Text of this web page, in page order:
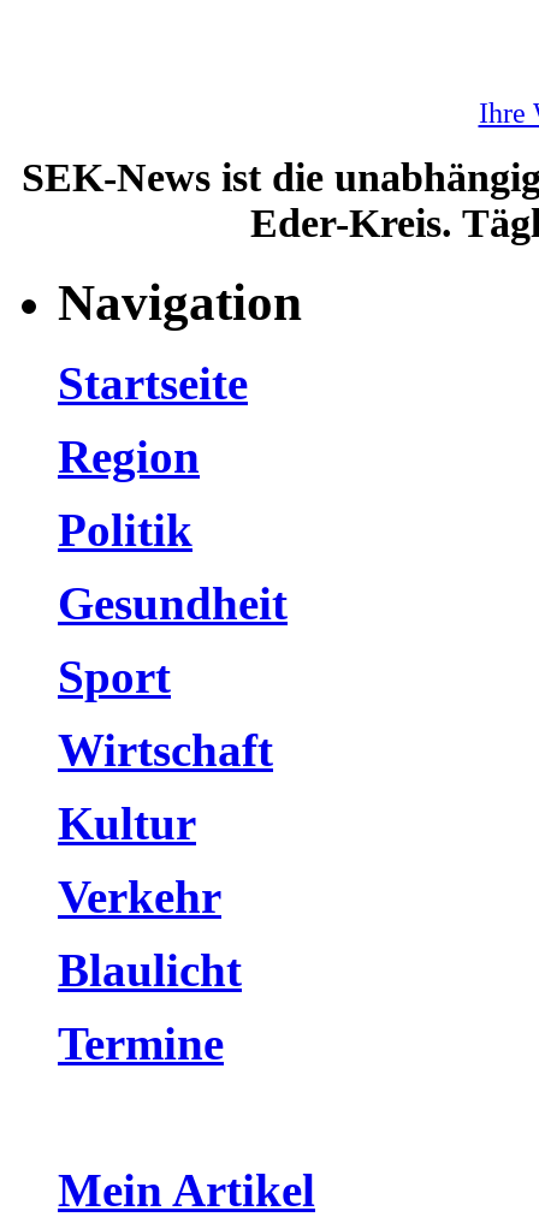
Ihre
SEK-News ist die
Eder-Kreis.
Navigation
Startseite
Region
Politik
Gesundheit
Sport
Wirtschaft
Kultur
Verkehr
Blaulicht
Termine
Mein Artikel